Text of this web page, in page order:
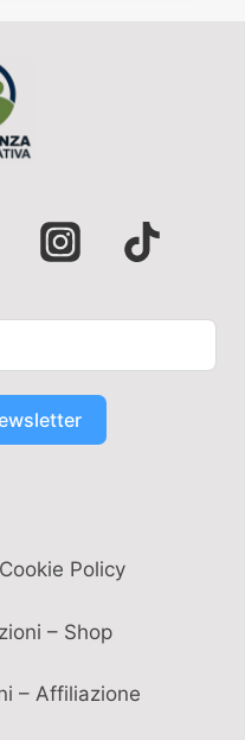
Cookie Policy
– Shop
– Affiliazione